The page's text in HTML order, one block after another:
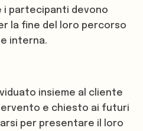
i partecipanti devono
la fine del loro percorso
interna.
insieme al cliente
e chiesto ai futuri
per presentare il loro